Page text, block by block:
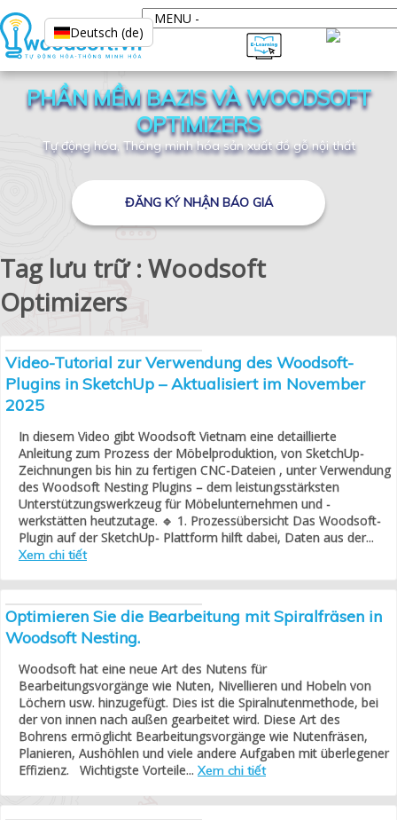
PHẦN MỀM BAZIS VÀ WOODSOFT
OPTIMIZERS
Tự động hóa, Thông minh hóa sản xuất đồ gỗ nội thất
ĐĂNG KÝ NHẬN BÁO GIÁ
Tag lưu trữ : Woodsoft
Optimizers
Video-Tutorial zur Verwendung des Woodsoft-
Plugins in SketchUp – Aktualisiert im November
2025
In diesem Video gibt Woodsoft Vietnam eine detaillierte
Anleitung zum Prozess der Möbelproduktion, von SketchUp-
Zeichnungen bis hin zu fertigen CNC-Dateien , unter Verwendung
des Woodsoft Nesting Plugins – dem leistungsstärksten
Unterstützungswerkzeug für Möbelunternehmen und -
werkstätten heutzutage. 🔹 1. Prozessübersicht Das Woodsoft-
Plugin auf der SketchUp- Plattform hilft dabei, Daten aus der...
Xem chi tiết
Optimieren Sie die Bearbeitung mit Spiralfräsen in
Woodsoft Nesting.
Woodsoft hat eine neue Art des Nutens für
Bearbeitungsvorgänge wie Nuten, Nivellieren und Hobeln von
Löchern usw. hinzugefügt. Dies ist die Spiralnutenmethode, bei
der von innen nach außen gearbeitet wird. Diese Art des
Bohrens ermöglicht Bearbeitungsvorgänge wie Nutenfräsen,
Planieren, Aushöhlen und viele andere Aufgaben mit überlegener
Effizienz. Wichtigste Vorteile... Xem chi tiết
Deutsch (de)